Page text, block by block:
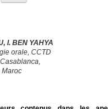
I. BEN YAHYA
orale, CCTD
Maroc